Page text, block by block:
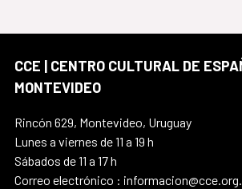
CCE | CENTRO CULTURAL DE
MONTEVIDEO
Rincón 629, Montevideo, Uruguay
Lunes a viernes de 11 a 19 h
Sábados de 11 a 17 h
Correo electrónico :